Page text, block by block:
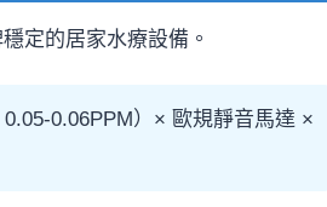
定的居家水療設備。
0.06PPM）× 歐規靜音馬達 ×